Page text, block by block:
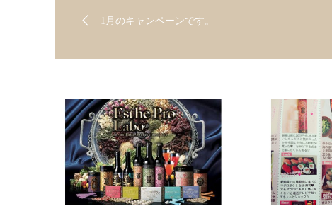
1月のキャンペーンです。